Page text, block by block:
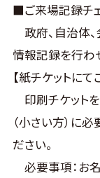
■ご来場記録チ
政府、自治体
情報記録を行わ
【紙チケットにて
印刷チケット
（小さい方）に
ださい。
必要事項：